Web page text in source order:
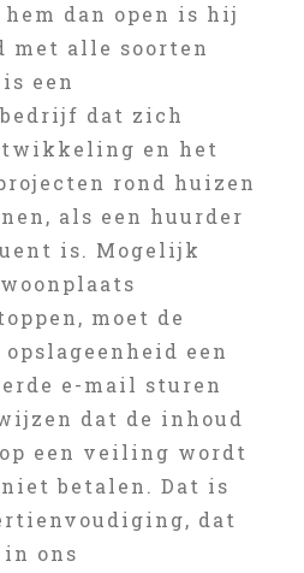
dan open is hij
met alle soorten
een
dat zich
en het
rond huizen
als een huurder
is. Mogelijk
moet de
een
e-mail sturen
dat de inhoud
een veiling wordt
betalen. Dat is
dat
in ons